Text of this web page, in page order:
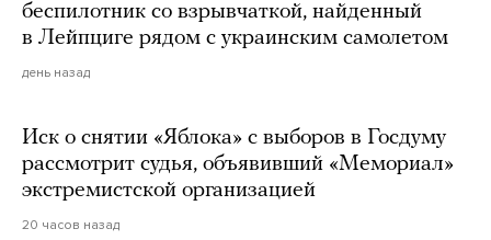
беспилотник со взрывчаткой, найденный
в Лейпциге рядом с украинским самолетом
день назад
Иск о снятии «Яблока» с выборов в Госдуму
рассмотрит судья, объявивший «Мемориал»
экстремистской организацией
20 часов назад